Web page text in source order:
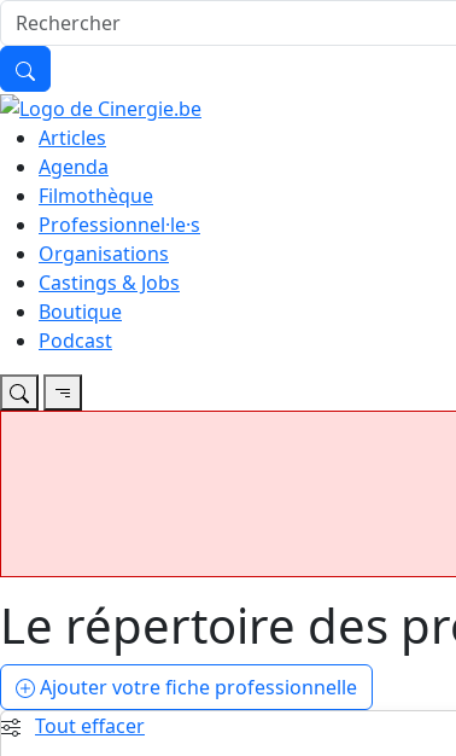
Articles
Agenda
Filmothèque
Professionnel·le·s
Organisations
Castings & Jobs
Boutique
Podcast
Le répertoire des
Ajoutervotre fiche professionnelle
Tout effacer